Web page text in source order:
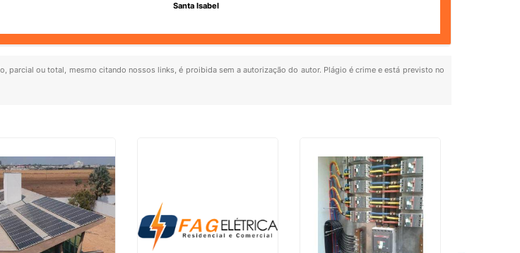
Santa Isabel
parcial ou total, mesmo citando nossos links, é proibida sem a autorização do autor. Plágio é crime e está previsto no